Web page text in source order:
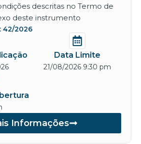
descritas no Termo de
deste instrumento
42/2026
Data Limite
21/08/2026 9:30 pm
Informações